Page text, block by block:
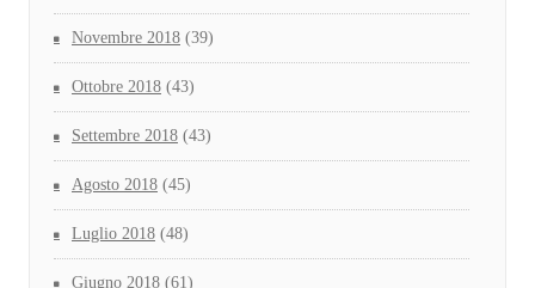
Novembre 2018 (39)
Ottobre 2018 (43)
Settembre 2018 (43)
Agosto 2018 (45)
Luglio 2018 (48)
Giugno 2018 (61)